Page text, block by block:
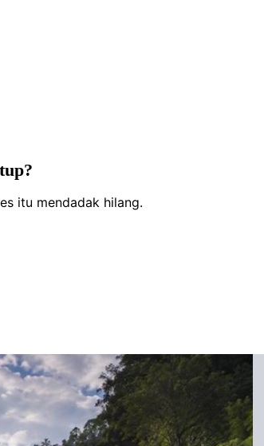
itu mendadak hilang.